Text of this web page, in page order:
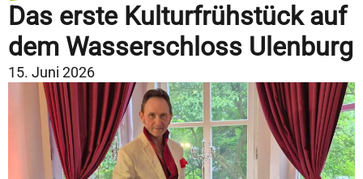
Das erste Kulturfrühstück auf
dem Wasserschloss Ulenburg
15. Juni 2026